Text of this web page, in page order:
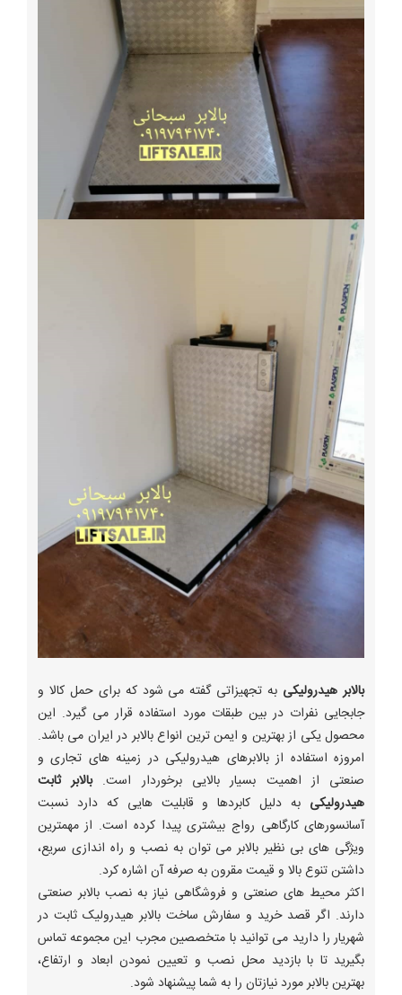
بالابر هیدرولیکی به تجهیزاتی گفته می شود که برای حمل کالا و
جابجایی نفرات در بین طبقات مورد استفاده قرار می گیرد. این
محصول یکی از بهترین و ایمن ترین انواع بالابر در ایران می باشد.
امروزه استفاده از بالابرهای هیدرولیکی در زمینه های تجاری و
صنعتی از اهمیت بسیار بالایی برخوردار است.بالابر ثابت
هیدرولیکی به دلیل کابردها و قابلیت هایی که دارد نسبت
آسانسورهای کارگاهی رواج بیشتری پیدا کرده است. از مهمترین
ویژگی های بی نظیر بالابر می توان به نصب و راه اندازی سریع،
داشتن تنوع بالا و قیمت مقرون به صرفه آن اشاره کرد.
اکثر محیط های صنعتی و فروشگاهی نیاز به نصب بالابر صنعتی
دارند. اگر قصد خرید و سفارش ساخت بالابر هیدرولیک ثابت در
شهریار را دارید می توانید با متخصصین مجرب این مجموعه تماس
بگیرید تا با بازدید محل نصب و تعیین نمودن ابعاد و ارتفاع،
بهترین بالابر مورد نیازتان را به شما پیشنهاد شود.